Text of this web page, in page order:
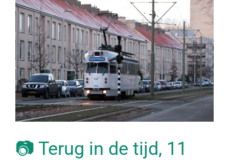
afbeelding
📷 Terug in de tijd, 11